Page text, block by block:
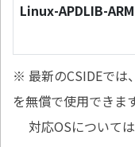
Linux-APDLIB-
※ 最新のCSIDEでは
を無償で使用できます
対応OSについては